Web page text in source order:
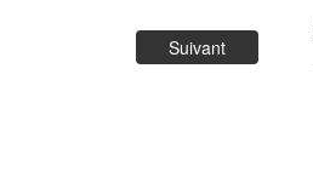
Suivant